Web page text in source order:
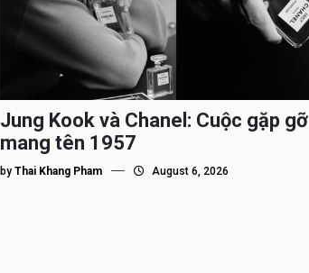
Jung Kook và Chanel: Cuộc gặp gỡ
mang tên 1957
by Thai Khang Pham August 6, 2026